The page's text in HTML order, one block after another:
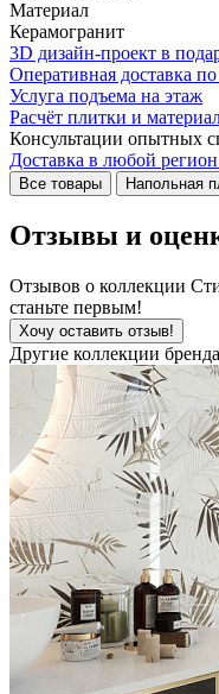
Материал
Керамогранит
3D дизайн-проект в
Оперативная доставка
Услуга подъема на этаж
Расчёт плитки и
Консультации опытных
Доставка в любой
Все товары Напольная
Отзывы и
Отзывов о коллекции
станьте первым!
Хочу оставить отзыв!
Другие коллекции